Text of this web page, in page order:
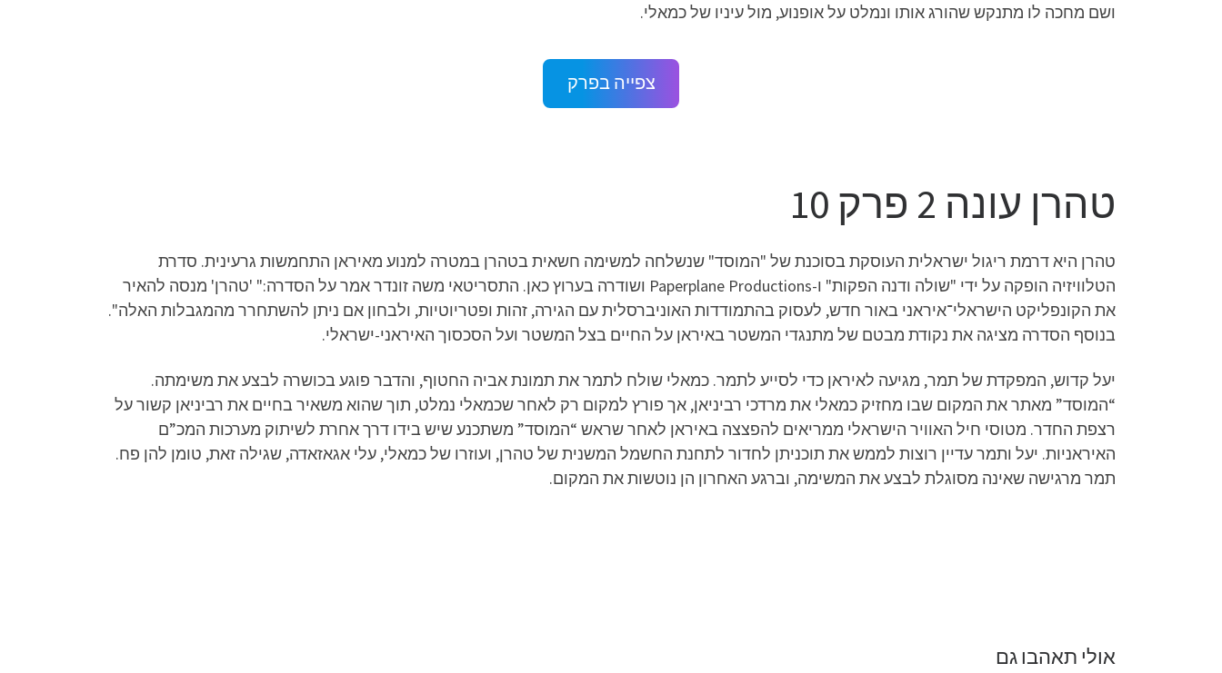
ושם מחכה לו מתנקש שהורג אותו ונמלט על אופנוע, מול עיניו של כמאלי.
צפייה בפרק
טהרן עונה 2 פרק 10
טהרן היא דרמת ריגול ישראלית העוסקת בסוכנת של "המוסד" שנשלחה למשימה חשאית בטהרן במטרה למנוע מאיראן התחמשות גרעינית. סדרת
הטלוויזיה הופקה על ידי "שולה ודנה הפקות" ו-Paperplane Productions‏ ושודרה בערוץ כאן. התסריטאי משה זונדר אמר על הסדרה:" 'טהרן' מנסה להאיר
את הקונפליקט הישראלי־איראני באור חדש, לעסוק בהתמודדות האוניברסלית עם הגירה, זהות ופטריוטיות, ולבחון אם ניתן להשתחרר מהמגבלות האלה".
בנוסף הסדרה מציגה את נקודת מבטם של מתנגדי המשטר באיראן על החיים בצל המשטר ועל הסכסוך האיראני-ישראלי.
יעל קדוש, המפקדת של תמר, מגיעה לאיראן כדי לסייע לתמר. כמאלי שולח לתמר את תמונת אביה החטוף, והדבר פוגע בכושרה לבצע את משימתה.
“המוסד” מאתר את המקום שבו מחזיק כמאלי את מרדכי רביניאן, אך פורץ למקום רק לאחר שכמאלי נמלט, תוך שהוא משאיר בחיים את רביניאן קשור על
רצפת החדר. מטוסי חיל האוויר הישראלי ממריאים להפצצה באיראן לאחר שראש “המוסד” משתכנע שיש בידו דרך אחרת לשיתוק מערכות המכ”ם
האיראניות. יעל ותמר עדיין רוצות לממש את תוכניתן לחדור לתחנת החשמל המשנית של טהרן, ועוזרו של כמאלי, עלי אגאזאדה, שגילה זאת, טומן להן פח.
תמר מרגישה שאינה מסוגלת לבצע את המשימה, וברגע האחרון הן נוטשות את המקום.
אולי תאהבו גם